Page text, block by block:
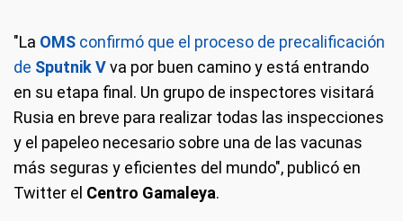
"La OMS confirmó que el proceso de precalificación
de Sputnik Vva por buen camino y está entrando
en su etapa final. Un grupo de inspectores visitará
Rusia en breve para realizar todas las inspecciones
y el papeleo necesario sobre una de las vacunas
más seguras y eficientes del mundo", publicó en
Twitter el Centro Gamaleya.